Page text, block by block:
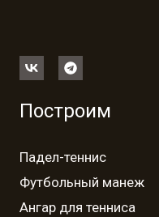
Построим
Падел-теннис
Футбольный манеж
Ангар для тенниса